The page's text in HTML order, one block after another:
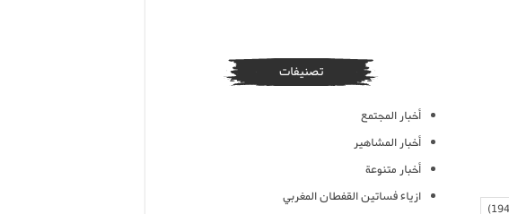
تصنيفات
أخبار المجتمع
أخبار المشاهير
أخبار متنوعة
ازياء فساتين القفطان المغربي